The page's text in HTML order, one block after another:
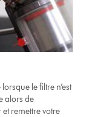
le filtre n’est
alors de
remettre votre